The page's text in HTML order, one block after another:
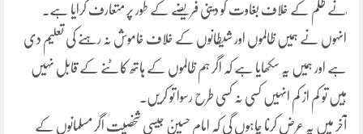
ؑنے ظلم کے خلاف بغاوت کو دینی فریضے کے طور پر متعارف کرایا ہے۔
انہوں نے ہمیں ظالموں اور شیطانوں کے خلاف خاموش نہ رہنے کی تعلیم دی
ہے اور ہمیں یہ سکھایا ہے کہ اگر ہم ظالموں کے ہاتھ کاٹنے کے قابل نہیں
ہیں تو کم از کم انہیں کسی نہ کسی طرح رسوا تو کریں۔
آخر میں یہ عرض کرنا چاہوں گی کہ امام حسینؑ جیسی شخصیت اگر مسلمانوں کے